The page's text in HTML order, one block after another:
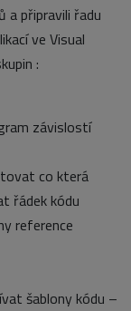
a připravili řadu
ve Visual
:
závislostí
co která
řádek kódu
reference
šablony kódu –